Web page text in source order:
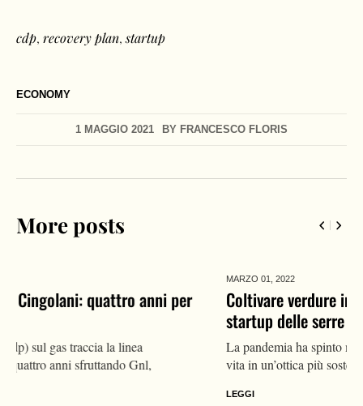
ECONOMY
1 MAGGIO 2021 BY FRANCESCO FLORIS
cdp, recovery plan,startup
More posts
Coltivare verdure in salotto? Si può. Ecco la
La pandemia ha spinto molti italiani a ripensare il proprio stile di
vita in un’ottica più sostenibile: i cerca di...